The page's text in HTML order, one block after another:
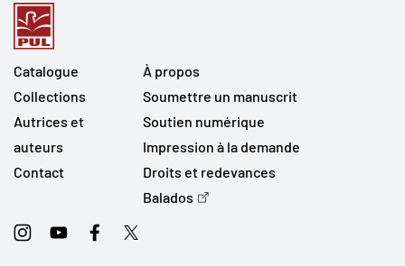
Catalogue
Collections
Autrices et
auteurs
Contact
À propos
Soumettre un manuscrit
Soutien numérique
Impression à la demande
Droits et redevances
Balados
InstagramYoutubeFacebookTwitter